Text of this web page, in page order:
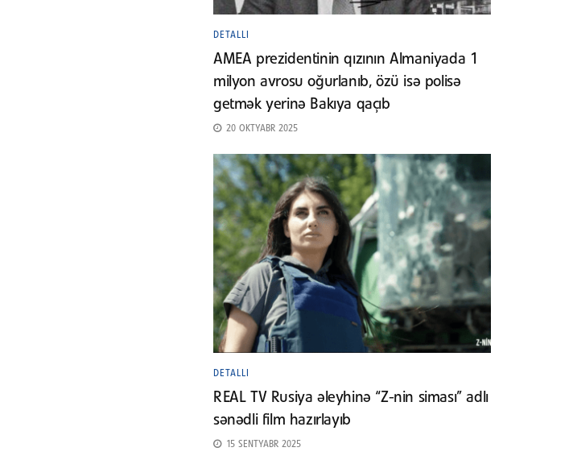
DETALLI
AMEA prezidentinin qızının Almaniyada 1
milyon avrosu oğurlanıb, özü isə polisə
getmək yerinə Bakıya qaçıb
20 OKTYABR 2025
DETALLI
REAL TV Rusiya əleyhinə “Z-nin siması” adlı
sənədli film hazırlayıb
15 SENTYABR 2025